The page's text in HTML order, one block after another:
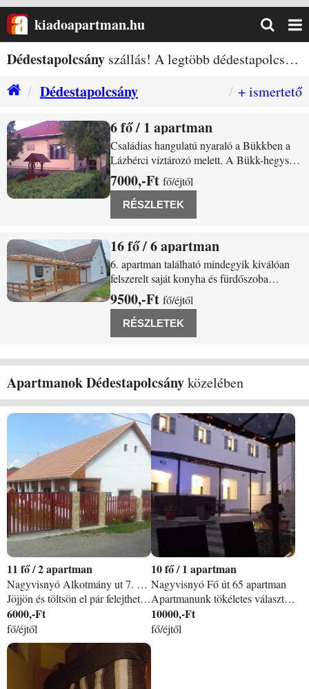
kiadoapartman.hu
Dédestapolcsány szállás! A legtöbb dédestapolcsányi
Dédestapolcsány + ismertető
6 / 1 apartman
Dédestapolcsány Tó utca 16.
Családias hangulatú nyaraló a Bükkben a
Lázbérci víztározó melett. A Bükk-hegység
lábánál a Lázbérci víztározó mellett
Dédestapolcsányban családi ház kiadó. A
Bükk-hegység északi lábánál
Dédestapolcsányban a falu végén és a
7000,-Ft fő/éjtől
RÉSZLETEK
16 / 6 apartman
Dédestapolcsány Dózsa György utca 25.
6. apartman található mindegyik kiválóan
felszerelt saját konyha és fürdőszoba
tartozik hozzá. Szalonna sütő helyek és
kiülők vannak az apartman területén. A
tüzifát biztosítjuk. Apartmanházunk 4000
m2-es területen, Dédestapolcsány település
9500,-Ft fő/éjtől
RÉSZLETEK
Apartmanok Dédestapolcsányközelében
11 /2 apartman
Nagyvisnyó Alkotmány ut 7. apartman
Jöjjön és töltsön el pár felejthetetlen napot nálunk, és élvezze a tiszta levegőt, a csendet és vendégszeretetünket! Szilvásváradtól csak 5 km-re lévő faluban, Nagyvisnyón található vendégházunk. Különálló ház, két jól felszerelt apartmannal. Csend és nyugalom a Bükk hegység lábánál, ezt kínáljuk Önöknek! Garantáljuk a falusi hangulatot a felújított parasztházunkban. Hangulatos kandalló biztosítja a meleget. Sok-sok szeretettel várjuk Önt és kedves családját!
6000,-Ft
fő/éjtől
10 /1 apartman
Nagyvisnyó Fő út 65 apartman
Apartmanunk tökéletes választás, családok és baráti társaságok számára. Vendégházunk festői környezetben a Bükki Nemzeti park területén, egy hegyekkel ölelt kis faluban, Szilvásváradtól 5km-re Nagyvisnyón található. A környék számos látnivalóval és túraútvonallal várja az idelátogatókat. Nálunk mind a négy évszakban megtalálod a pihenés aktív és passzív formáját. Itt a helyed, ha többgyermekes családként, vagy baráti társaságként szeretnél egy privát szálláshelyet ahol csak ti vagytok. Élvezd a természet közelségét, és kapcsolódj ki a város zajától távol. Amit kínálunk 190m2-es lakótérben, három külön bejáratú, klímás, smart tv-vel felszerelt hálószoba, tágas konyha(mosogatógép, hűtő, fagyasztós hűtő. ) zuhanyzós fürdőszoba. Közösségi tér játékokkal, fedett teraszok, 5 személyes jakuzzi, grillező, 2500m2-es parkosított kert, a végében csörgedező patak. Tájékoztatlak hogy a foglalásnál vedd figyelembe, hogy a házunk nem buli nyaraló. Amennyiben pihenésed célja ilyen, kérlek fogadd el, hogy nem ez a megfelelő szálláshely számodra.
10000,-Ft
fő/éjtől